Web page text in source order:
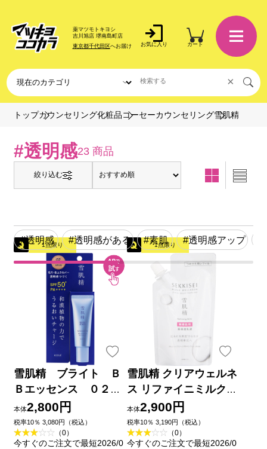
薬マツモトキヨシ
吉川旭店 堺南島町店
東京都千代田区へお届け お気に入り カート
×
トップカウンセリング化粧品 コーセーカウンセリング雪肌精
#透明感23 商品
絞り込む
#透明感 #透明感がある #素肌 #透明感アップ
1点限り
雪肌精 ブライト Ｂ
Ｂエッセンス ０２
普通の明るさの自然な
色 ３０ｇ コーセー
本体2,800円
税率10％ 3,080円（税込）
（0）
今すぐのご注文で最短2026/0
1点限り
雪肌精 クリアウェルネ
ス リファイニミルクＳ
ＳＲ １２０ｍＬ コー
セー
本体2,900円
税率10％ 3,190円（税込）
（0）
今すぐのご注文で最短2026/0